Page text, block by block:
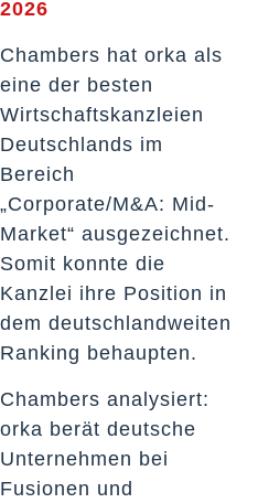
2026
Chambers hat orka als
eine der besten
Wirtschaftskanzleien
Deutschlands im
Bereich
„Corporate/M&A: Mid-
Market“ ausgezeichnet.
Somit konnte die
Kanzlei ihre Position in
dem deutschlandweiten
Ranking behaupten.
Chambers analysiert:
orka berät deutsche
Unternehmen bei
Fusionen und